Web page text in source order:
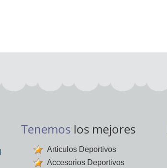
Tenemos los mejores
Articulos Deportivos
Accesorios Deportivos